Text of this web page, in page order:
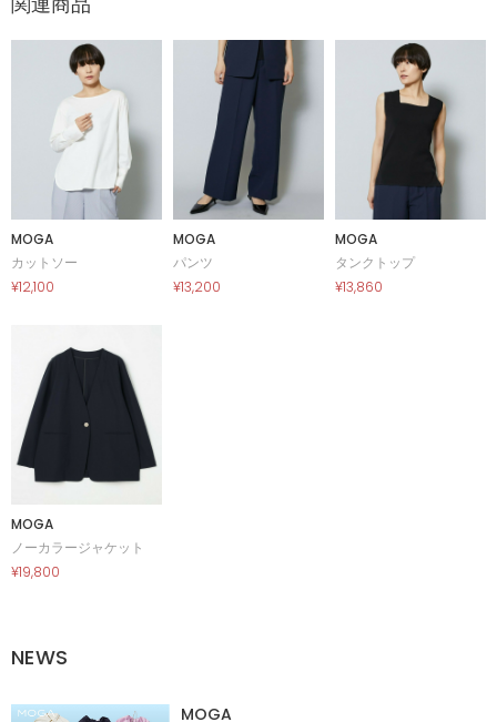
MOGA
カットソー
¥12,100
MOGA
パンツ
¥13,200
MOGA
タンクトップ
¥13,860
MOGA
ノーカラージャケット
¥19,800
NEWS
MOGA